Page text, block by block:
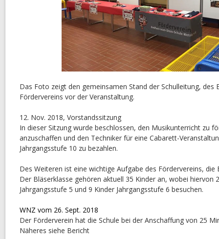
Das Foto zeigt den gemeinsamen Stand der Schulleitung, des
Fördervereins vor der Veranstaltung.
12. Nov. 2018, Vorstandssitzung
In dieser Sitzung wurde beschlossen, den Musikunterricht zu
anzuschaffen und den Techniker für eine Cabarett-
Jahrgangsstufe 10 zu bezahlen.
Des Weiteren ist eine wichtige Aufgabe des Fördervereins, die
Der Bläserklasse gehören aktuell 35 Kinder an, wobei hiervon
Jahrgangsstufe 5 und 9 Kinder Jahrgangsstufe 6 besuchen.
WNZ vom 26. Sept. 2018
Der Förderverein hat die Schule bei der Anschaffung von 25
Näheres siehe Bericht